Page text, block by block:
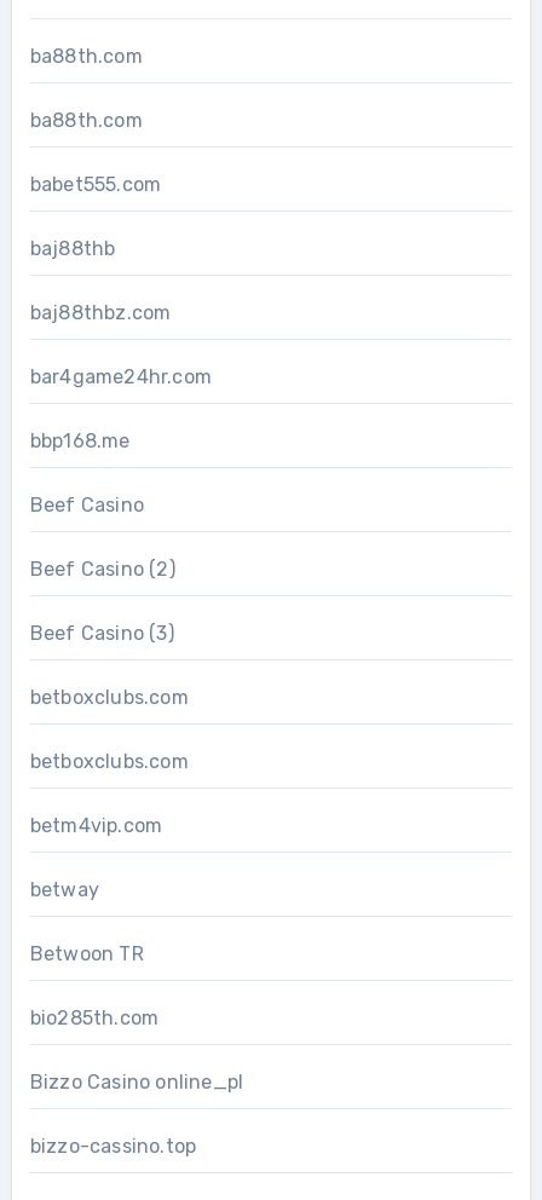
ba88th.com
ba88th.com
babet555.com
baj88thb
baj88thbz.com
bar4game24hr.com
bbp168.me
Beef Casino
Beef Casino (2)
Beef Casino (3)
betboxclubs.com
betboxclubs.com
betm4vip.com
betway
Betwoon TR
bio285th.com
Bizzo Casino online_pl
bizzo-cassino.top